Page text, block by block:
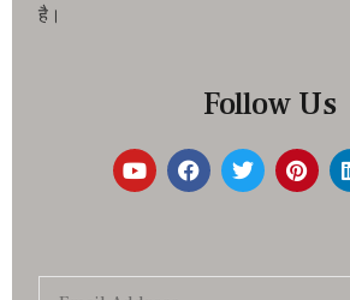
है।
Follow Us